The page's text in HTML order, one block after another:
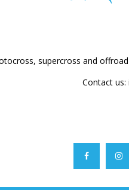
supercross and
Contact us: